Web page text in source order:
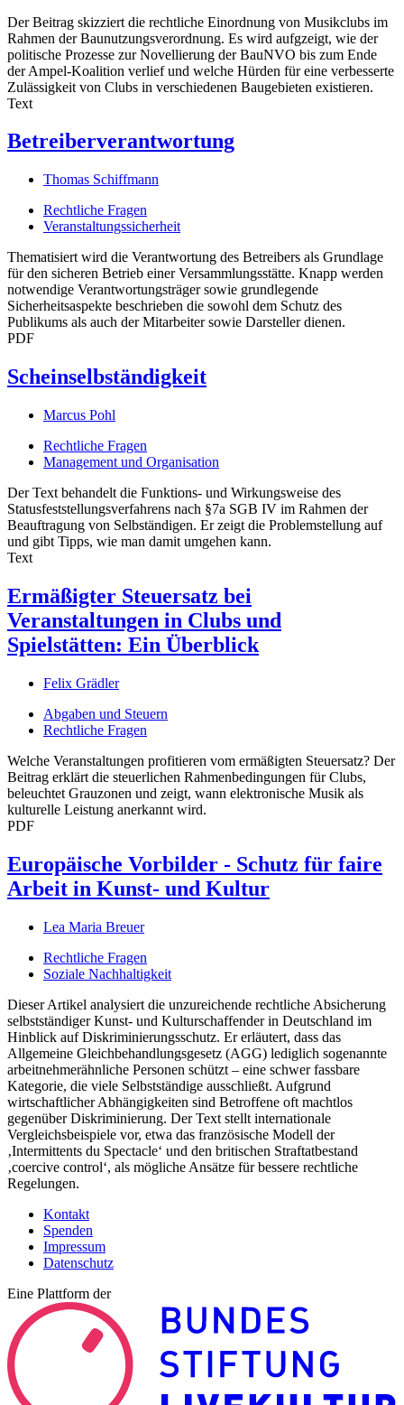
Der Beitrag skizziert die rechtliche Einordnung von Musikclubs im
Rahmen der Baunutzungsverordnung. Es wird aufgzeigt, wie der
politische Prozesse zur Novellierung der BauNVO bis zum Ende
der Ampel-Koalition verlief und welche Hürden für eine verbesserte
Zulässigkeit von Clubs in verschiedenen Baugebieten existieren.
Text
Betreiberverantwortung
Thomas Schiffmann
Rechtliche Fragen
Veranstaltungssicherheit
Thematisiert wird die Verantwortung des Betreibers als Grundlage
für den sicheren Betrieb einer Versammlungsstätte. Knapp werden
notwendige Verantwortungsträger sowie grundlegende
Sicherheitsaspekte beschrieben die sowohl dem Schutz des
Publikums als auch der Mitarbeiter sowie Darsteller dienen.
PDF
Scheinselbständigkeit
Marcus Pohl
Rechtliche Fragen
Management und Organisation
Der Text behandelt die Funktions- und Wirkungsweise des
Statusfeststellungsverfahrens nach §7a SGB IV im Rahmen der
Beauftragung von Selbständigen. Er zeigt die Problemstellung auf
und gibt Tipps, wie man damit umgehen kann.
Text
Ermäßigter Steuersatz bei
Veranstaltungen in Clubs und
Spielstätten: Ein Überblick
Felix Grädler
Abgaben und Steuern
Rechtliche Fragen
Welche Veranstaltungen profitieren vom ermäßigten Steuersatz? Der
Beitrag erklärt die steuerlichen Rahmenbedingungen für Clubs,
beleuchtet Grauzonen und zeigt, wann elektronische Musik als
kulturelle Leistung anerkannt wird.
PDF
Europäische Vorbilder - Schutz für faire
Arbeit in Kunst- und Kultur
Lea Maria Breuer
Rechtliche Fragen
Soziale Nachhaltigkeit
Dieser Artikel analysiert die unzureichende rechtliche Absicherung
selbstständiger Kunst- und Kulturschaffender in Deutschland im
Hinblick auf Diskriminierungsschutz. Er erläutert, dass das
Allgemeine Gleichbehandlungsgesetz (AGG) lediglich sogenannte
arbeitnehmerähnliche Personen schützt – eine schwer fassbare
Kategorie, die viele Selbstständige ausschließt. Aufgrund
wirtschaftlicher Abhängigkeiten sind Betroffene oft machtlos
gegenüber Diskriminierung. Der Text stellt internationale
Vergleichsbeispiele vor, etwa das französische Modell der
‚Intermittents du Spectacle‘ und den britischen Straftatbestand
‚coercive control‘, als mögliche Ansätze für bessere rechtliche
Regelungen.
Kontakt
Spenden
Impressum
Datenschutz
Eine Plattform der